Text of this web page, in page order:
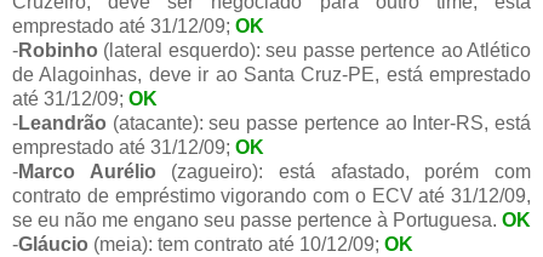
emprestado até 31/12/09; OK
-Robinho (lateral esquerdo): seu passe pertence ao Atlético
de Alagoinhas, deve ir ao Santa Cruz-PE, está emprestado
até 31/12/09; OK
-Leandrão (atacante): seu passe pertence ao Inter-RS, está
emprestado até 31/12/09; OK
-Marco Aurélio (zagueiro): está afastado, porém com
contrato de empréstimo vigorando com o ECV até 31/12/09,
se eu não me engano seu passe pertence à Portuguesa. OK
-Gláucio (meia): tem contrato até 10/12/09; OK